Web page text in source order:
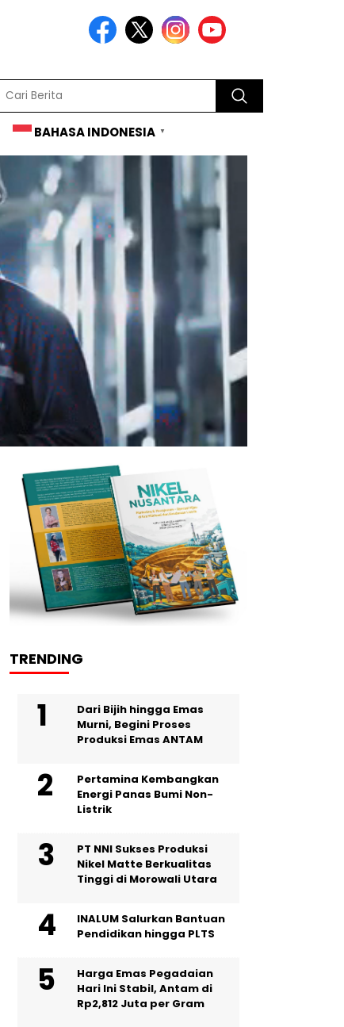
BAHASA INDONESIA ▼
TRENDING
Dari Bijih hingga Emas
Murni, Begini Proses
Produksi Emas ANTAM
Pertamina Kembangkan
Energi Panas Bumi Non-
Listrik
PT NNI Sukses Produksi
Nikel Matte Berkualitas
Tinggi di Morowali Utara
INALUM Salurkan Bantuan
Pendidikan hingga PLTS
Harga Emas Pegadaian
Hari Ini Stabil, Antam di
Rp2,812 Juta per Gram